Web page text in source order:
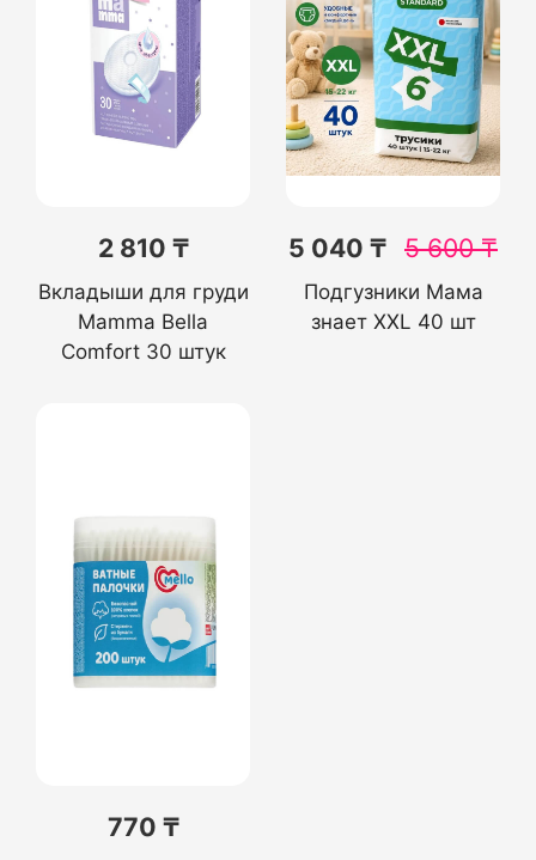
2 810 ₸
Вкладыши для груди
Mamma Bella
Comfort 30 штук
5 040 ₸ 5 600₸
Подгузники Мама
знает XXL 40 шт
770 ₸